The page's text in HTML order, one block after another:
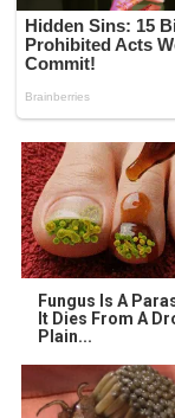
Fungus Is A
It Dies From A
Plain...